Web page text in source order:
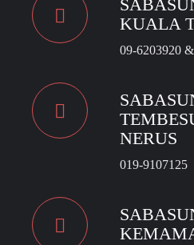
KUALA
09-6203920
NERUS
019-9107125